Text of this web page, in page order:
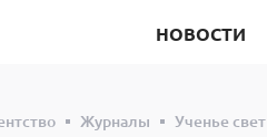
НОВОСТИ
Журналы Ученье свет